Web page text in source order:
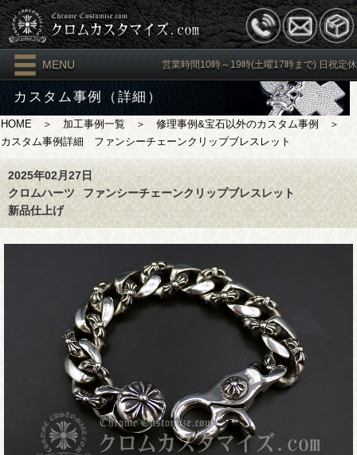
MENU 営業時間10時～19時(土曜17時まで) 日祝定休
カスタム事例（詳細）
HOME ＞ 加工事例一覧 ＞ 修理事例&宝石以外のカスタム事例
＞
カスタム事例詳細 ファンシーチェーンクリップブレスレット
2025年02月27日
クロムハーツ
ファンシーチェーンクリップブレスレット
新品仕上げ